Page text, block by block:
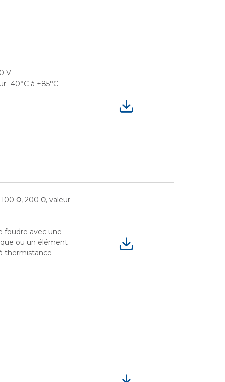
V
-40°C à +85°C
Ω, 200 Ω, valeur
foudre avec une
ou un élément
thermistance